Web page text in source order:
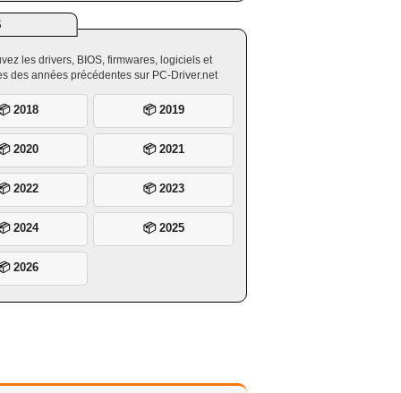
les drivers, BIOS, firmwares, logiciels et
des années précédentes sur PC-Driver.net
2018 📦 2019
2020 📦 2021
2022 📦 2023
2024 📦 2025
2026